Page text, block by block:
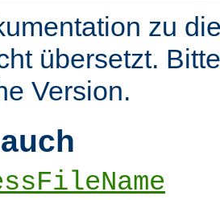
zu
übersetzt.
Version.